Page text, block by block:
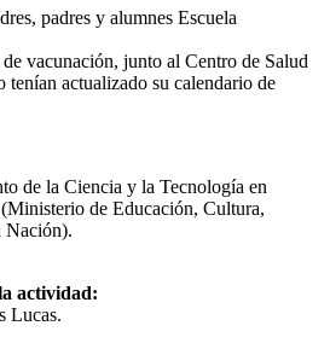
padres y alumnes Escuela
vacunación, junto al Centro de Salud
actualizado su calendario de
de la Ciencia y la Tecnología en
de Educación, Cultura,
Nación).
actividad:
Lucas.